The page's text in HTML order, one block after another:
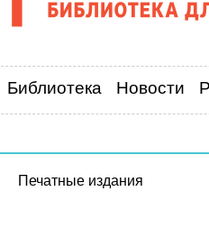
Библиотека Новости
Печатные издания